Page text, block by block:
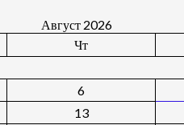
Август 2026
Чт
6
13